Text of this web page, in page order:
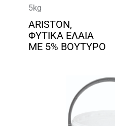
5kg
ARISTON,
ΦΥΤΙΚΑ ΕΛΑΙΑ
ΜΕ 5% ΒΟΥΤΥΡΟ